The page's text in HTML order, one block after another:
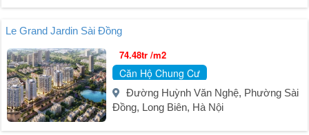
Le Grand Jardin Sài Đồng
74.48tr /m2
Căn Hộ Chung Cư
Đường Huỳnh Văn Nghệ, Phường Sài
Đồng, Long Biên, Hà Nội